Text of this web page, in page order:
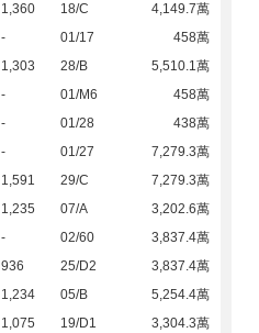
1,360 18/C
4,149.7萬
- 01/17
458萬
1,303 28/B
5,510.1萬
- 01/M6
458萬
- 01/28
438萬
- 01/27
7,279.3萬
1,591 29/C
7,279.3萬
1,235 07/A
3,202.6萬
- 02/60
3,837.4萬
936 25/D2
3,837.4萬
1,234 05/B
5,254.4萬
1,075 19/D1
3,304.3萬